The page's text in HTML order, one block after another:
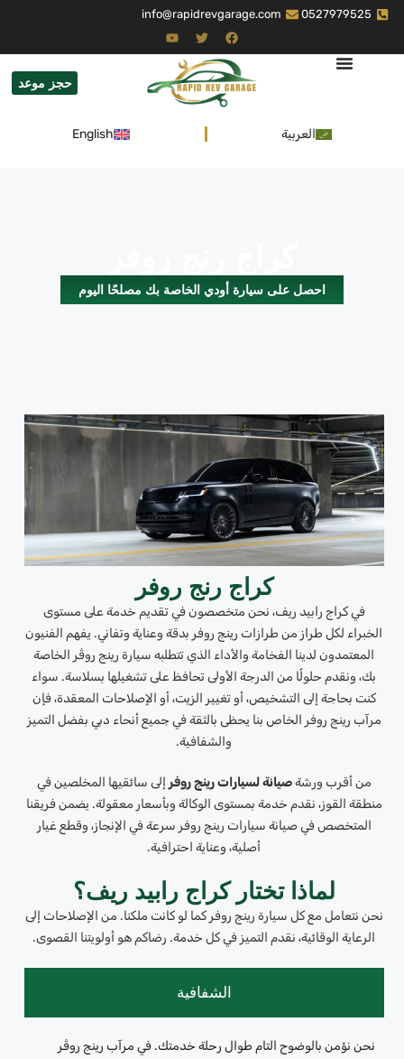
0527979525
info@rapidrevgarage.com
حجز موعد
العربية English
احصل على سيارة أودي الخاصة بك مصلحًا اليوم
كراج رنج روفر
في كراج رابيد ريف، نحن متخصصون في تقديم خدمة على مستوى
الخبراء لكل طراز من طرازات رينج روفر بدقة وعناية وتفاني. يفهم الفنيون
المعتمدون لدينا الفخامة والأداء الذي تتطلبه سيارة رينج روڤر الخاصة
بك، ونقدم حلولًا من الدرجة الأولى تحافظ على تشغيلها بسلاسة. سواء
كنت بحاجة إلى التشخيص، أو تغيير الزيت، أو الإصلاحات المعقدة، فإن
مرآب رينج روفر الخاص بنا يحظى بالثقة في جميع أنحاء دبي بفضل التميز
والشفافية.
من أقرب ورشةصيانة لسيارات رينج روفر إلى سائقيها المخلصين في
منطقة القوز، نقدم خدمة بمستوى الوكالة وبأسعار معقولة. يضمن فريقنا
المتخصص في صيانة سيارات رينج روفر سرعة في الإنجاز، وقطع غيار
أصلية، وعناية احترافية.
لماذا تختار كراج رابيد ريف؟
نحن نتعامل مع كل سيارة رينج روفر كما لو كانت ملكنا. من الإصلاحات إلى
الرعاية الوقائية، نقدم التميز في كل خدمة. رضاكم هو أولويتنا القصوى.
الشفافية
نحن نؤمن بالوضوح التام طوال رحلة خدمتك. في مرآب رينج روڤر